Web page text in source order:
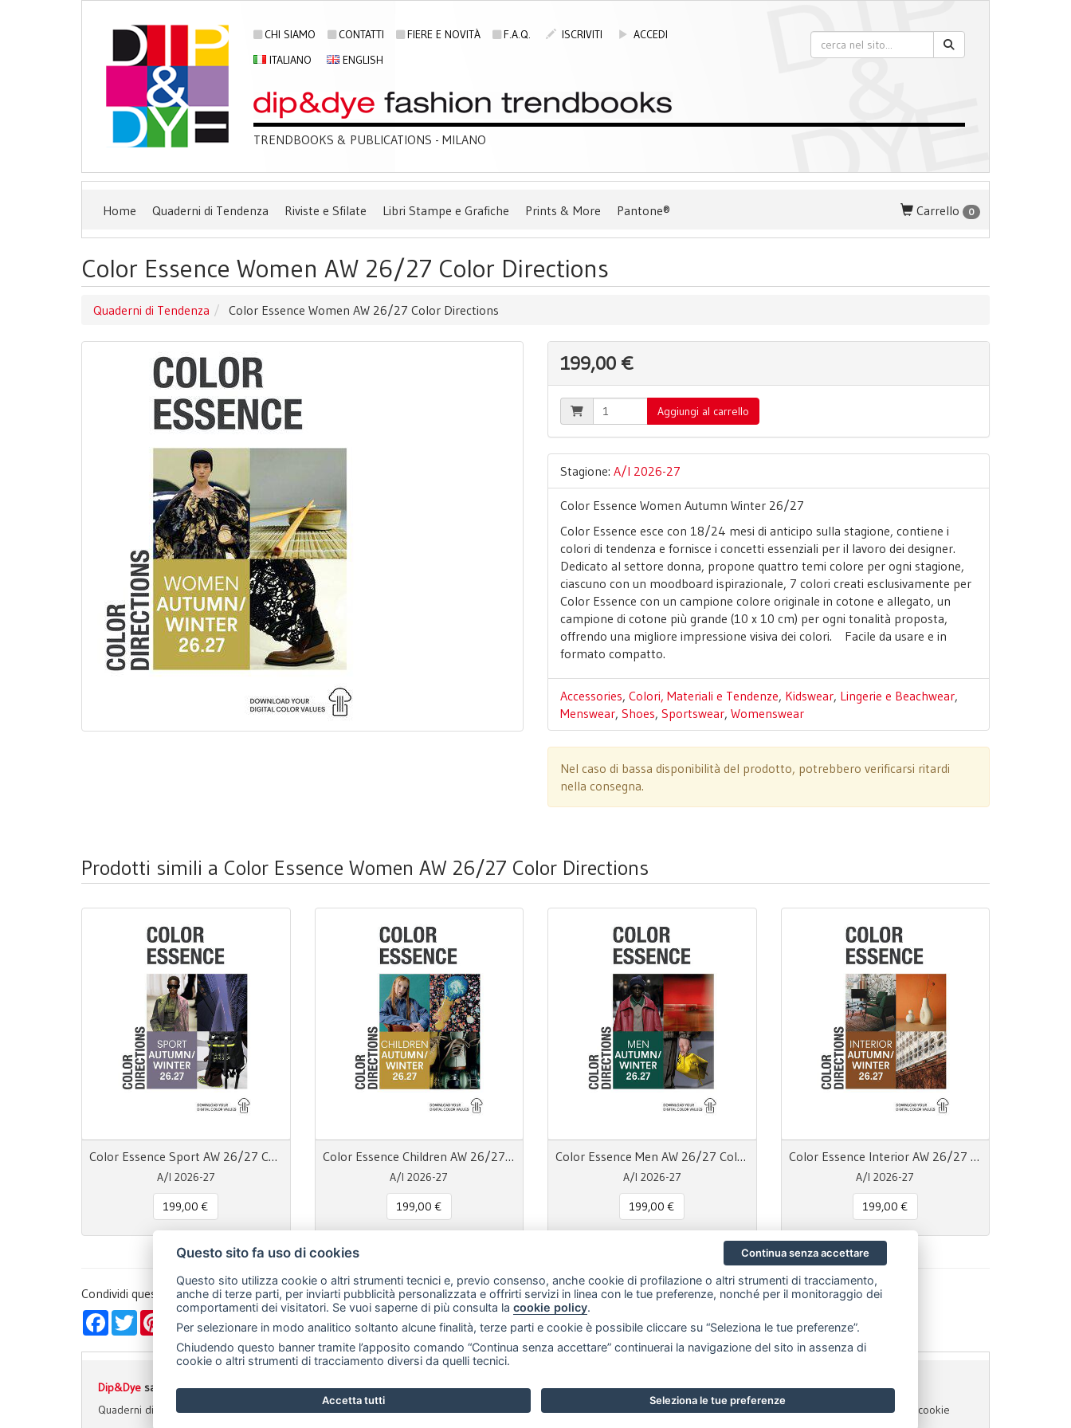
CHI SIAMO CONTATTI FIERE E NOVITÀ F.A.Q. ISCRIVITI
ACCEDI
ITALIANO
ENGLISH
TRENDBOOKS & PUBLICATIONS - MILANO
Carrello 0
Home Quaderni di Tendenza Riviste e Sfilate Libri Stampe e Grafiche Prints & More Pantone®
Color Essence Women AW 26/27 Color Directions
Quaderni di Tendenza Color Essence Women AW 26/27 Color Directions
199,00 €
Aggiungi al carrello
Stagione: A/I 2026-27
Color Essence Women Autumn Winter 26/27
Color Essence esce con 18/24 mesi di anticipo sulla stagione, contiene i
colori di tendenza e fornisce i concetti essenziali per il lavoro dei designer.
Dedicato al settore donna, propone quattro temi colore per ogni stagione,
ciascuno con un moodboard ispirazionale, 7 colori creati esclusivamente per
Color Essence con un campione colore originale in cotone e allegato, un
campione di cotone più grande (10 x 10 cm) per ogni tonalità proposta,
offrendo una migliore impressione visiva dei colori. Facile da usare e in
formato compatto.
Accessories, Colori, Materiali e Tendenze, Kidswear, Lingerie e Beachwear,
Menswear, Shoes, Sportswear, Womenswear
Nel caso di bassa disponibilità del prodotto, potrebbero verificarsi ritardi
nella consegna.
Prodotti simili a Color Essence Women AW 26/27 Color Directions
Color Essence Sport AW 26/27 Color Directions
A/I 2026-27
199,00 €
Color Essence Children AW 26/27 Color Directions
A/I 2026-27
199,00 €
Color Essence Men AW 26/27 Color Directions
A/I 2026-27
199,00 €
Color Essence Interior AW 26/27 Color Directions
A/I 2026-27
199,00 €
Condividi questa pagina!
FacebookTwitter PinterestLinkedInWhatsApp
WeChatSnapchatTelegram
EmailMessage
Print Condividi
Dip&Dye sas di Crivellari Andrea Cesare Giulio & C.- sede legale:Via Francesco Rismondo 112, 20153 Milano (Italia)-(+39) 3356945970- P.IVA 06614890967
Quaderni di Tendenza
Riviste e Sfilate Libri Stampe e Grafiche Prints & More Pantone® Contatti Fiere e novità F.A.Q. Privacy policy Cookie Policy Preferenze cookie
Questo sito fa uso di cookies
Questo sito utilizza cookie o altri strumenti tecnici e, previo consenso, anche cookie di profilazione o altri strumenti di tracciamento,
anche di terze parti, per inviarti pubblicità personalizzata e offrirti servizi in linea con le tue preferenze, nonché per il monitoraggio dei
comportamenti dei visitatori. Se vuoi saperne di più consulta la cookie policy.
Per selezionare in modo analitico soltanto alcune finalità, terze parti e cookie è possibile cliccare su “Seleziona le tue preferenze”.
Chiudendo questo banner tramite l’apposito comando “Continua senza accettare” continuerai la navigazione del sito in assenza di
cookie o altri strumenti di tracciamento diversi da quelli tecnici.
Continua senza accettare
Accetta tutti Seleziona le tue preferenze